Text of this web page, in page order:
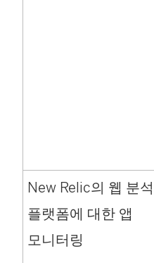
New Relic의 웹 분석
플랫폼에 대한 앱
모니터링